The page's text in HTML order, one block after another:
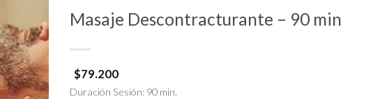
Agregar
a la
lista de
deseos
Masaje Descontracturante – 90 min
$79.200
Duración Sesión: 90 min.